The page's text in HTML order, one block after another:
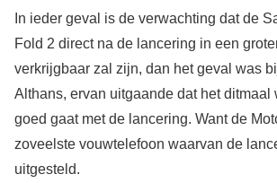
In ieder geval is de verwachting dat de
Fold 2 direct na de lancering in een
verkrijgbaar zal zijn, dan het geval was
Althans, ervan uitgaande dat het ditmaal
goed gaat met de lancering. Want de
zoveelste vouwtelefoon waarvan de
uitgesteld.